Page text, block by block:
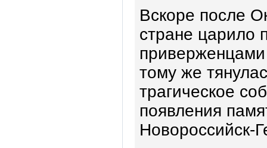
Вскоре после
стране царило
тому же
трагическое
появления
Новороссийск-